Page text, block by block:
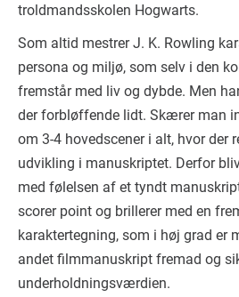
troldmandsskolen Hogwarts.
Som altid mestrer J. K. Rowling
persona og miljø, som selv i den
fremstår med liv og dybde. Men
der forbløffende lidt. Skærer man
om 3-4 hovedscener i alt, hvor der
udvikling i manuskriptet. Derfor
med følelsen af et tyndt
scorer point og brillerer med en
karaktertegning, som i høj grad er
andet filmmanuskript fremad og
underholdningsværdien.